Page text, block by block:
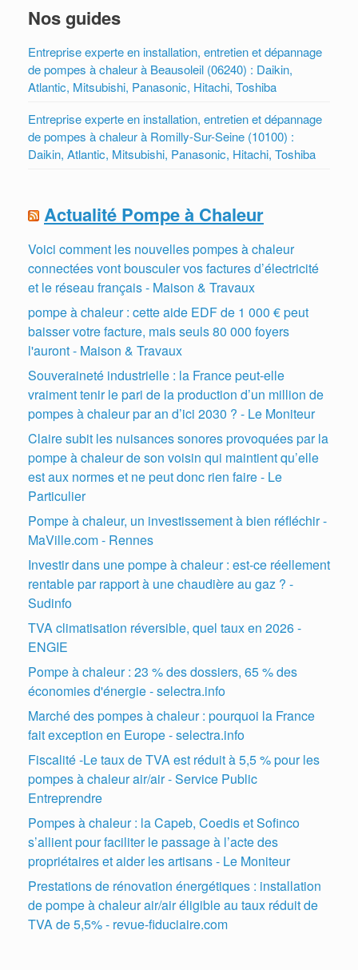
Nos guides
Entreprise experte en installation, entretien et dépannage
de pompes à chaleur à Beausoleil (06240) : Daikin,
Atlantic, Mitsubishi, Panasonic, Hitachi, Toshiba
Entreprise experte en installation, entretien et dépannage
de pompes à chaleur à Romilly-Sur-Seine (10100) :
Daikin, Atlantic, Mitsubishi, Panasonic, Hitachi, Toshiba
Actualité Pompe à Chaleur
Voici comment les nouvelles pompes à chaleur
connectées vont bousculer vos factures d’électricité
et le réseau français - Maison & Travaux
pompe à chaleur : cette aide EDF de 1 000 € peut
baisser votre facture, mais seuls 80 000 foyers
l'auront - Maison & Travaux
Souveraineté industrielle : la France peut-elle
vraiment tenir le pari de la production d’un million de
pompes à chaleur par an d’ici 2030 ? - Le Moniteur
Claire subit les nuisances sonores provoquées par la
pompe à chaleur de son voisin qui maintient qu’elle
est aux normes et ne peut donc rien faire - Le
Particulier
Pompe à chaleur, un investissement à bien réfléchir -
MaVille.com - Rennes
Investir dans une pompe à chaleur : est-ce réellement
rentable par rapport à une chaudière au gaz ? -
Sudinfo
TVA climatisation réversible, quel taux en 2026 -
ENGIE
Pompe à chaleur : 23 % des dossiers, 65 % des
économies d'énergie - selectra.info
Marché des pompes à chaleur : pourquoi la France
fait exception en Europe - selectra.info
Fiscalité -Le taux de TVA est réduit à 5,5 % pour les
pompes à chaleur air/air - Service Public
Entreprendre
Pompes à chaleur : la Capeb, Coedis et Sofinco
s’allient pour faciliter le passage à l’acte des
propriétaires et aider les artisans - Le Moniteur
Prestations de rénovation énergétiques : installation
de pompe à chaleur air/air éligible au taux réduit de
TVA de 5,5% - revue-fiduciaire.com